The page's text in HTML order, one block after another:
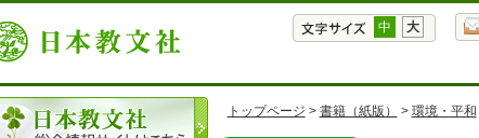
中 大
トップページ > 書籍（紙版） > 環境・平和